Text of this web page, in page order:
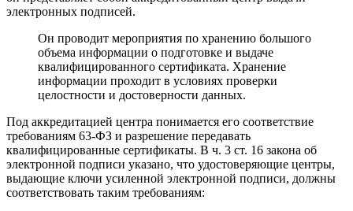
электронных подписей.
Он проводит мероприятия по хранению большого
объема информации о подготовке и выдаче
квалифицированного сертификата. Хранение
информации проходит в условиях проверки
целостности и достоверности данных.
Под аккредитацией центра понимается его соответствие
требованиям 63-ФЗ и разрешение передавать
квалифицированные сертификаты. В ч. 3 ст. 16 закона об
электронной подписи указано, что удостоверяющие центры,
выдающие ключи усиленной электронной подписи, должны
соответствовать таким требованиям: